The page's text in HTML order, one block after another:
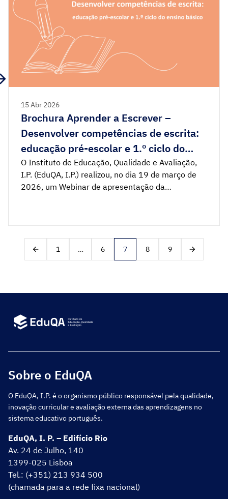
15 Abr 2026
Brochura Aprender a Escrever –
Desenvolver competências de escrita:
educação pré-escolar e 1.º ciclo do
ensino básico
O Instituto de Educação, Qualidade e Avaliação,
I.P. (EduQA, I.P.) realizou, no dia 19 de março de
2026, um Webinar de apresentação da
1.º ciclo do ensino básico. O documento, em
formato digital, encontra-se disponível
para consulta e descarregamento. Aceda ao
Webinar de apresentação da brochura.
1 … 6 7 8 9
Sobre o EduQA
O EduQA, I.P. é o organismo público responsável pela qualidade,
inovação curricular e avaliação externa das aprendizagens no
sistema educativo português.
EduQA, I. P. – Edifício Rio
Av. 24 de Julho, 140
1399-025 Lisboa
Tel.: (+351) 213 934 500
(chamada para a rede fixa nacional)